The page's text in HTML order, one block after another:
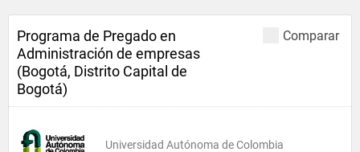
Comparar
Programa de Pregado en
Administración de empresas
(Bogotá, Distrito Capital de
Bogotá)
Universidad Autónoma de Colombia